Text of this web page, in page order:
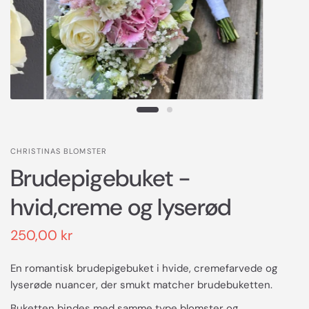
CHRISTINAS BLOMSTER
Brudepigebuket -
hvid,creme og lyserød
250,00 kr
En romantisk brudepigebuket i hvide, cremefarvede og
lyserøde nuancer, der smukt matcher brudebuketten.